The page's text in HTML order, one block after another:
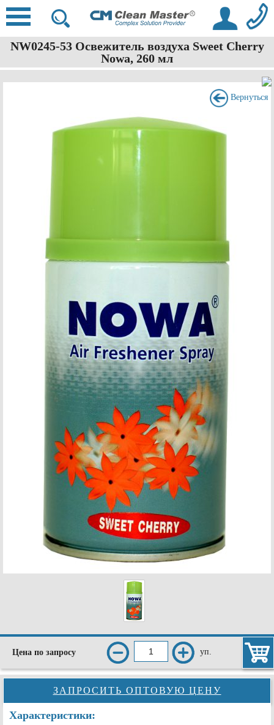
NW0245-53 Освежитель воздуха Sweet Cherry
Nowa, 260 мл
Вернуться
Цена по запросу уп.
ЗАПРОСИТЬ ОПТОВУЮ ЦЕНУ
Характеристики: